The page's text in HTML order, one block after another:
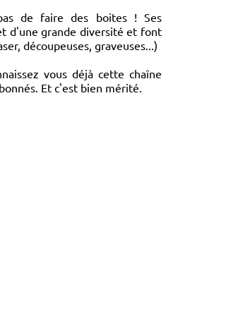
de faire des boites ! Ses
d'une grande diversité et font
découpeuses, graveuses...)
vous déjà cette chaîne
Et c'est bien mérité.